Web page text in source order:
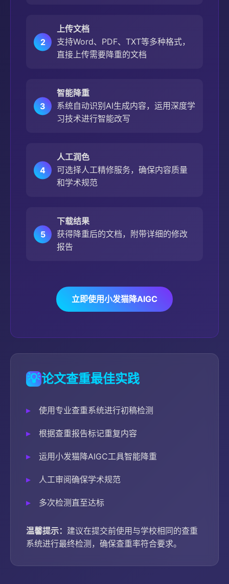
上传文档
支持Word、PDF、TXT等多种格式，
直接上传需要降重的文档
智能降重
系统自动识别AI生成内容，运用深度学
习技术进行智能改写
人工润色
可选择人工精修服务，确保内容质量
和学术规范
下载结果
获得降重后的文档，附带详细的修改
报告
立即使用小发猫降AIGC
💡论文查重最佳实践
使用专业查重系统进行初稿检测
根据查重报告标记重复内容
运用小发猫降AIGC工具智能降重
人工审阅确保学术规范
多次检测直至达标
温馨提示： 建议在提交前使用与学校相同的查重
系统进行最终检测，确保查重率符合要求。